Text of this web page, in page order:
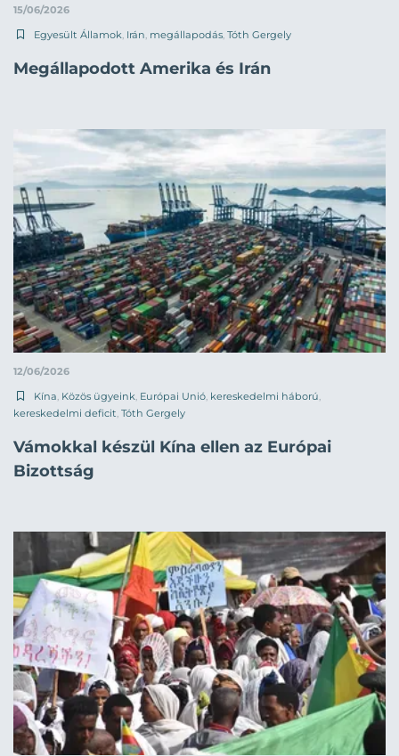
15/06/2026
Egyesült Államok, Irán, megállapodás, Tóth Gergely
Megállapodott Amerika és Irán
12/06/2026
Kína, Közös ügyeink, Európai Unió, kereskedelmi háború,
kereskedelmi deficit, Tóth Gergely
Vámokkal készül Kína ellen az Európai
Bizottság